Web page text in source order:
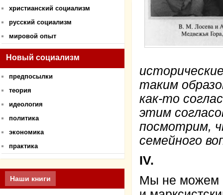
христианский социализм
русский социализм
мировой опыт
Новый социализм
предпосылки
теория
идеология
политика
экономика
практика
Наши книги
таким
как-то
этим
посмотрим,
семейного
IV.
Мы не можем